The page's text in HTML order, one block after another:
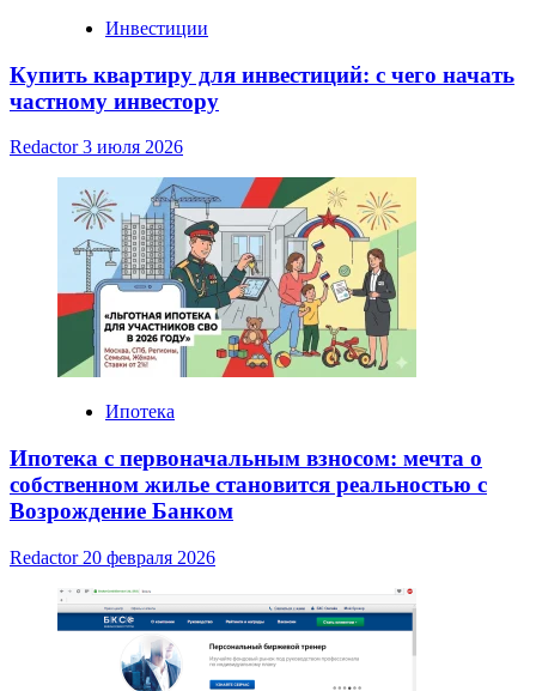
Инвестиции
Купить квартиру для инвестиций: с чего начать
частному инвестору
Redactor3 июля 2026
Ипотека
Ипотека с первоначальным взносом: мечта о
собственном жилье становится реальностью с
Возрождение Банком
Redactor 20 февраля 2026